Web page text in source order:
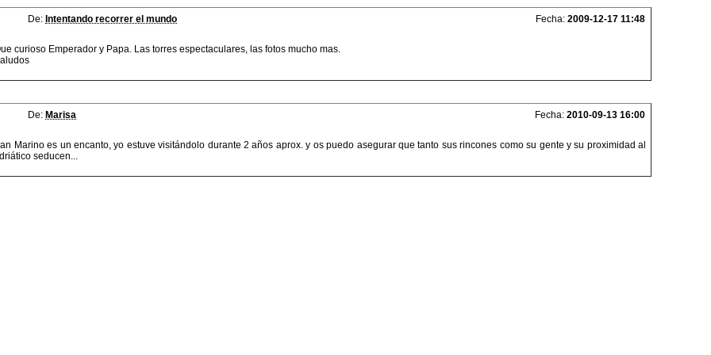
De: Intentando recorrer el mundo Fecha:2009-12-17 11:48
curioso Emperador y Papa. Las torres espectaculares, las fotos mucho mas.
De: Marisa Fecha:2010-09-13 16:00
Marino es un encanto, yo estuve visitándolo durante 2 años aprox. y os puedo asegurar que tanto sus rincones como su gente y su proximidad al
seducen...